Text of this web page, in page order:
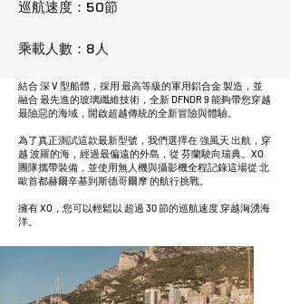
巡航速度：50節
乘載人數：8人
結合 深 V 型船體，採用 最高等級的軍用鋁合金 製造，並
融合 最先進的玻璃纖維技術，全新 DFNDR 9 能夠帶您穿越
最險惡的海域，開啟超越傳統的全新冒險與體驗。
為了真正測試這款最新型號，我們選擇在 強風天 出航，穿
越 波羅的海，經過最偏遠的外島，從 芬蘭駛向瑞典。XO
團隊攜帶裝備，並使用無人機與攝影機全程記錄這場從 北
歐首都赫爾辛基到斯德哥爾摩 的航行挑戰。
擁有 XO，您可以輕鬆以 超過 30 節的巡航速度 穿越洶湧海
洋。